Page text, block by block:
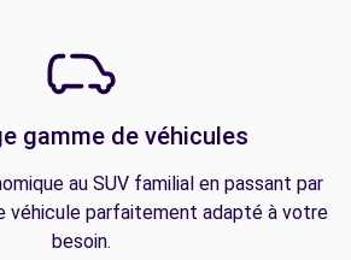
gamme de véhicules
au SUV familial en passant par
véhicule parfaitement adapté à votre
besoin.